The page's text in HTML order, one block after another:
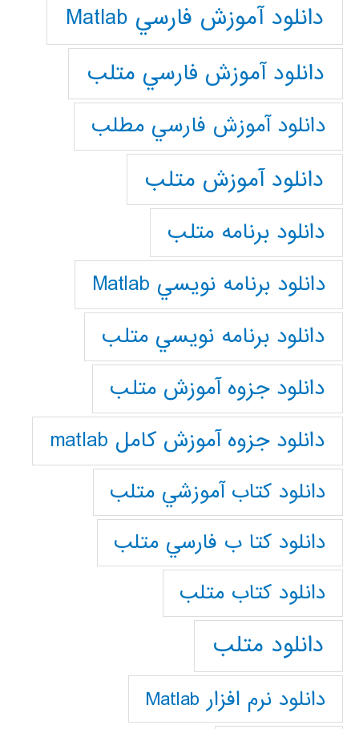
دانلود آموزش فارسي Matlab
دانلود آموزش فارسي متلب
دانلود آموزش فارسي مطلب
دانلود آموزش متلب
دانلود برنامه متلب
دانلود برنامه نويسي Matlab
دانلود برنامه نويسي متلب
دانلود جزوه آموزش متلب
دانلود جزوه آموزش کامل matlab
دانلود كتاب آموزشي متلب
دانلود كتا ب فارسي متلب
دانلود كتاب متلب
دانلود متلب
دانلود نرم افزار Matlab